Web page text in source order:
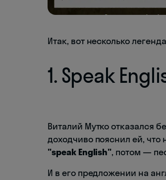
Итак, вот несколько
1. Speak
Виталий Мутко отказался
доходчиво пояснил ей, что
"speak English", потом —
И в его предложении на